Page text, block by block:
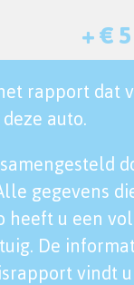
+ € 5
rapport dat
auto.
gegevens
heeft u een
De
vindt